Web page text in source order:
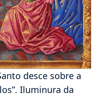
desce sobre a
Iluminura da